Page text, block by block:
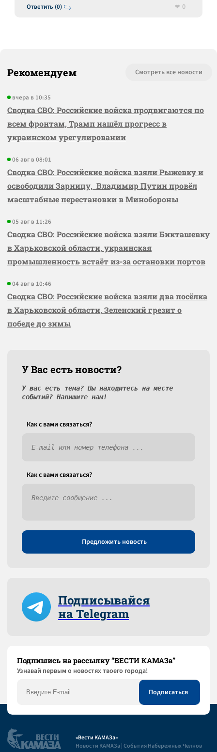
Ответить (0)
0
Рекомендуем Смотреть все новости
вчера в 10:35
Сводка СВО: Российские войска продвигаются по
всем фронтам, Трамп нашёл прогресс в
украинском урегулировании
06 авг в 08:01
Сводка СВО: Российские войска взяли Рыжевку и
освободили Зарницу, Владимир Путин провёл
масштабные перестановки в Минобороны
05 авг в 11:26
Сводка СВО: Российские войска взяли Бикташевку
в Харьковской области, украинская
промышленность встаёт из-за остановки портов
04 авг в 10:46
Сводка СВО: Российские войска взяли два посёлка
в Харьковской области, Зеленский грезит о
победе до зимы
У Вас есть новости?
У вас есть тема? Вы находитесь на месте
событий? Напишите нам!
Как c вами связаться?
Как c вами связаться?
Предложить новость
Подписывайся
на Telegram
Подпишись на рассылку “ВЕСТИ КАМАЗа”
Узнaвай первым о новостях твоего города!
«Вести КАМАЗа»
Новости КАМАЗа | События Набережных Челнов